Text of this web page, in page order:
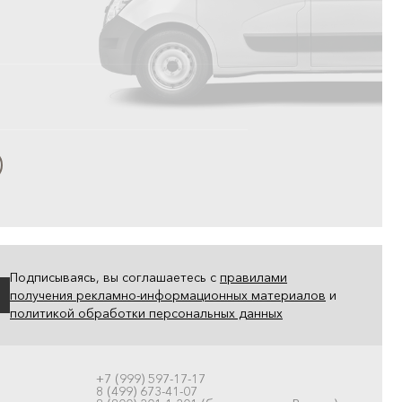
Подписываясь, вы соглашаетесь с правилами
получения рекламно-информационных материалов и
политикой обработки персональных данных
+7 (999) 597-17-17
8 (499) 673-41-07